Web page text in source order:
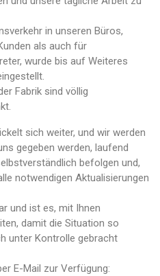
in unseren Büros,
als auch für
wurde bis auf Weiteres
Fabrik sind völlig
sich weiter, und wir werden
gegeben werden, laufend
befolgen und,
notwendigen Aktualisierungen
und ist es, mit Ihnen
damit die Situation so
unter Kontrolle gebracht
E-Mail zur Verfügung: